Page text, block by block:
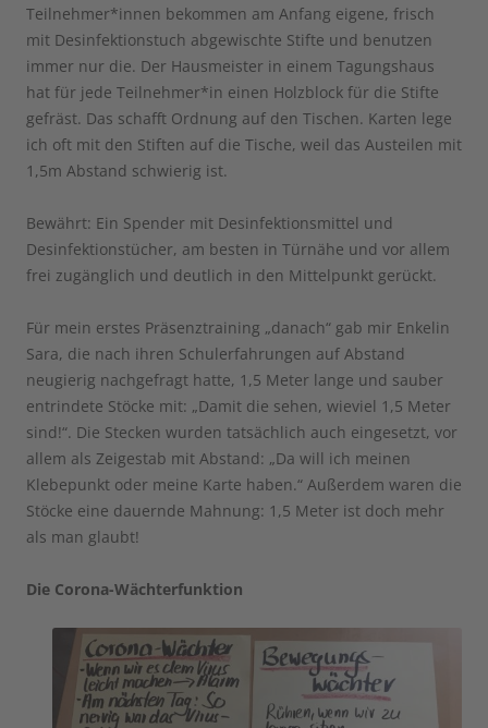
Teilnehmer*innen bekommen am Anfang eigene, frisch
mit Desinfektionstuch abgewischte Stifte und benutzen
immer nur die. Der Hausmeister in einem Tagungshaus
hat für jede Teilnehmer*in einen Holzblock für die Stifte
gefräst. Das schafft Ordnung auf den Tischen. Karten lege
ich oft mit den Stiften auf die Tische, weil das Austeilen mit
1,5m Abstand schwierig ist.
Bewährt: Ein Spender mit Desinfektionsmittel und
Desinfektionstücher, am besten in Türnähe und vor allem
frei zugänglich und deutlich in den Mittelpunkt gerückt.
Für mein erstes Präsenztraining „danach“ gab mir Enkelin
Sara, die nach ihren Schulerfahrungen auf Abstand
neugierig nachgefragt hatte, 1,5 Meter lange und sauber
entrindete Stöcke mit: „Damit die sehen, wieviel 1,5 Meter
sind!“. Die Stecken wurden tatsächlich auch eingesetzt, vor
allem als Zeigestab mit Abstand: „Da will ich meinen
Klebepunkt oder meine Karte haben.“ Außerdem waren die
Stöcke eine dauernde Mahnung: 1,5 Meter ist doch mehr
als man glaubt!
Die Corona-Wächterfunktion